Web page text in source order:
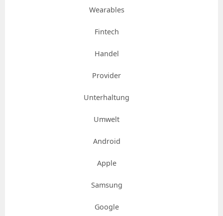
Wearables
Fintech
Handel
Provider
Unterhaltung
Umwelt
Android
Apple
Samsung
Google